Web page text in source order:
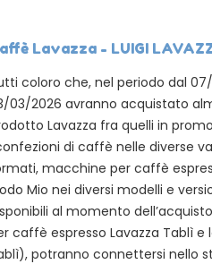
Lavazza - LUIGI
coloro che, nel periodo dal
03/2026 avranno acquistato
Lavazza fra quelli in
di caffè nelle diverse
macchine per caffè
Mio nei diversi modelli e
al momento
caffè espresso Lavazza Tablì
potranno connettersi nello